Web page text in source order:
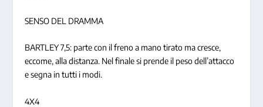
SENSO DEL DRAMMA
BARTLEY 7,5: parte con il freno a mano tirato ma cresce,
eccome, alla distanza. Nel finale si prende il peso dell’attacco
e segna in tutti i modi.
4X4